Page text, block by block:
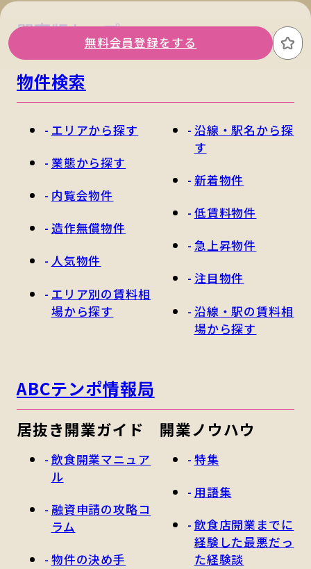
無料会員登録をする お
関東版トップ 関西版トップ
物件検索
エリアから探す
業態から探す
内覧会物件
造作無償物件
人気物件
エリア別の賃料相
場から探す
沿線・駅名から探
す
新着物件
低賃料物件
急上昇物件
注目物件
沿線・駅の賃料相
場から探す
ABCテンポ情報局
居抜き開業ガイド
飲食開業マニュア
ル
融資申請の攻略コ
ラム
物件の決め手
開業ノウハウ
特集
用語集
飲食店開業までに
経験した最悪だっ
た経験談